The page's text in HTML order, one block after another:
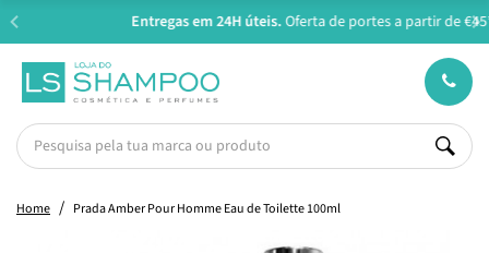
Entregas em 24H úteis.Oferta de portes a partir de €45*
Home Prada Amber Pour Homme Eau de Toilette 100ml